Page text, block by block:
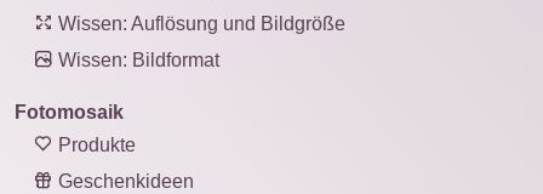
Wissen: Auflösung und Bildgröße
Wissen: Bildformat
Fotomosaik
Produkte
Geschenkideen